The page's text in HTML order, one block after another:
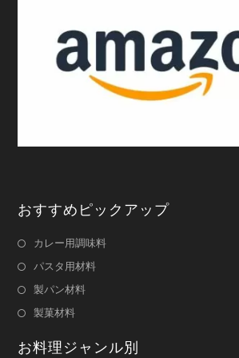
おすすめピックアップ
カレー用調味料
パスタ用材料
製パン材料
製菓材料
お料理ジャンル別